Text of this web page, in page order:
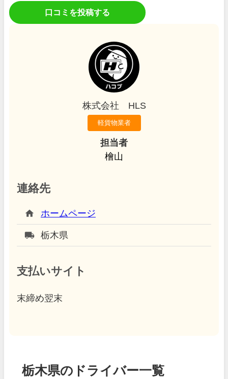
口コミを投稿する
株式会社 HLS
軽貨物業者
担当者
檜山
連絡先
home ホームページ
local_shipping 栃木県
支払いサイト
末締め翌末
栃木県のドライバー一覧